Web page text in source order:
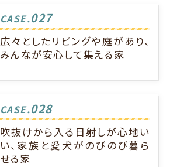
CASE.027
広々としたリビングや庭があり、
みんなが安心して集える家
CASE.028
吹抜けから入る日射しが心地い
い、家族と愛犬がのびのび暮ら
せる家